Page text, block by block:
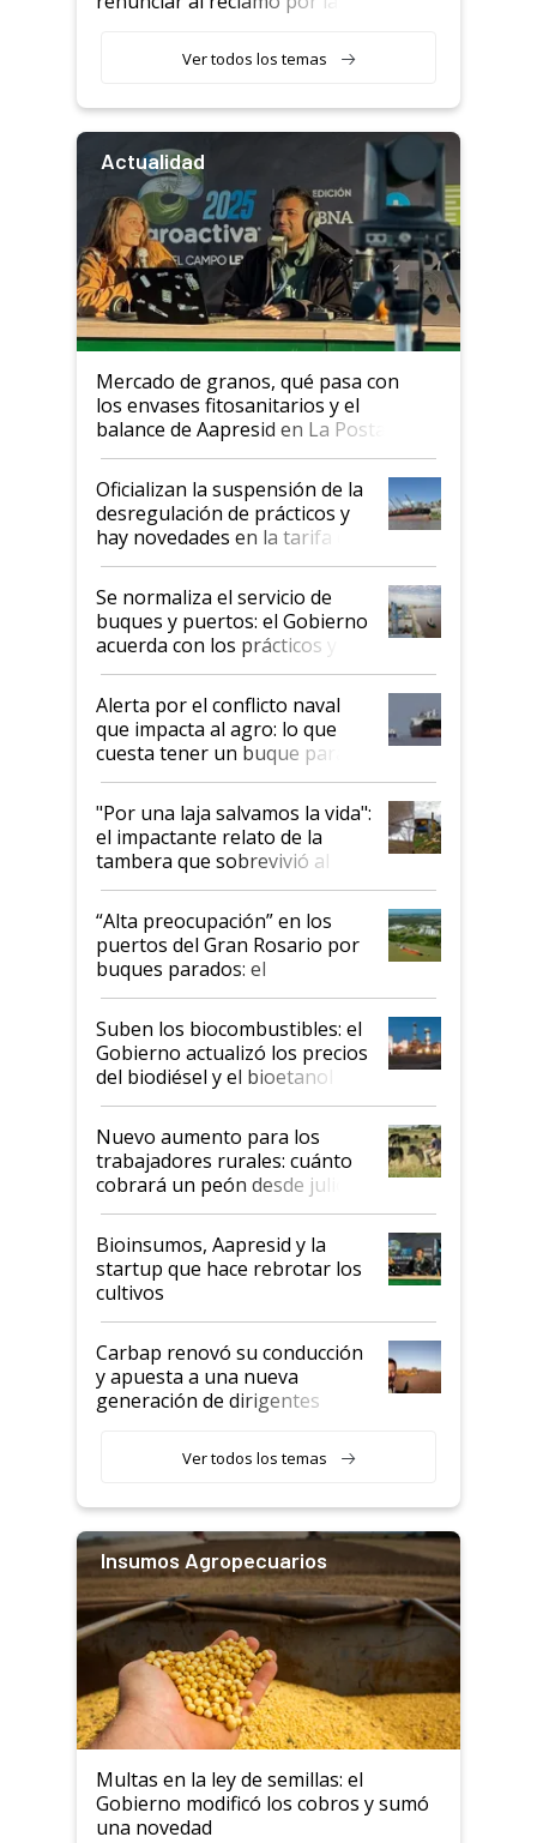
Ver todos los temas
Actualidad
Mercado de granos, qué pasa con
los envases fitosanitarios y el
balance de Aapresid en La Posta
Oficializan la suspensión de la
desregulación de prácticos y
hay novedades en la tarifa de
la hidrovía
Se normaliza el servicio de
buques y puertos: el Gobierno
acuerda con los prácticos y
suspende el decreto de
desregulación
Alerta por el conflicto naval
que impacta al agro: lo que
cuesta tener un buque parado
y el peligro de que Argentina
pase a ser "país sucio"
"Por una laja salvamos la vida":
el impactante relato de la
tambera que sobrevivió al
tornado
“Alta preocupación” en los
puertos del Gran Rosario por
buques parados: el
funcionamiento de las
exportadoras en tensión tras
la medida de fuerza de los
prácticos
Suben los biocombustibles: el
Gobierno actualizó los precios
del biodiésel y el bioetanol
Nuevo aumento para los
trabajadores rurales: cuánto
cobrará un peón desde julio
Bioinsumos, Aapresid y la
startup que hace rebrotar los
cultivos
Carbap renovó su conducción
y apuesta a una nueva
generación de dirigentes
Ver todos los temas
Insumos Agropecuarios
Multas en la ley de semillas: el
Gobierno modificó los cobros y sumó
una novedad